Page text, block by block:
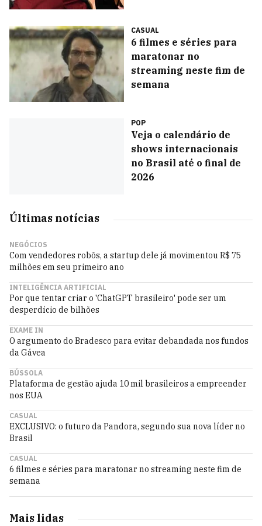
CASUAL
6 filmes e séries para
maratonar no
streaming neste fim de
semana
POP
Veja o calendário de
shows internacionais
no Brasil até o final de
2026
Últimas notícias
NEGÓCIOS
Com vendedores robôs, a startup dele já movimentou R$ 75
milhões em seu primeiro ano
INTELIGÊNCIA ARTIFICIAL
Por que tentar criar o 'ChatGPT brasileiro' pode ser um
desperdício de bilhões
EXAME IN
O argumento do Bradesco para evitar debandada nos fundos
da Gávea
BÚSSOLA
Plataforma de gestão ajuda 10 mil brasileiros a empreender
nos EUA
CASUAL
EXCLUSIVO: o futuro da Pandora, segundo sua nova líder no
Brasil
CASUAL
6 filmes e séries para maratonar no streaming neste fim de
semana
Mais lidas